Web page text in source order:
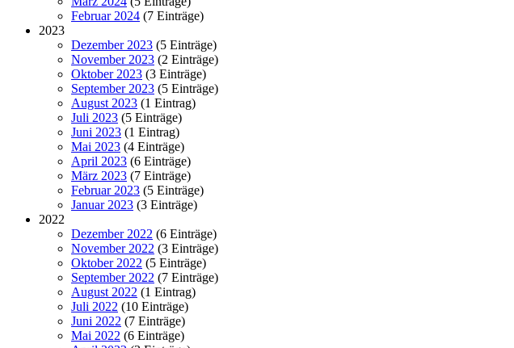
Februar 2024 (7 Einträge)
2023
Dezember 2023 (5 Einträge)
November 2023 (2 Einträge)
Oktober 2023 (3 Einträge)
September 2023 (5 Einträge)
August 2023 (1 Eintrag)
Juli 2023 (5 Einträge)
Juni 2023 (1 Eintrag)
Mai 2023 (4 Einträge)
April 2023 (6 Einträge)
März 2023 (7 Einträge)
Februar 2023 (5 Einträge)
Januar 2023 (3 Einträge)
2022
Dezember 2022 (6 Einträge)
November 2022 (3 Einträge)
Oktober 2022 (5 Einträge)
September 2022 (7 Einträge)
August 2022 (1 Eintrag)
Juli 2022 (10 Einträge)
Juni 2022 (7 Einträge)
Mai 2022 (6 Einträge)